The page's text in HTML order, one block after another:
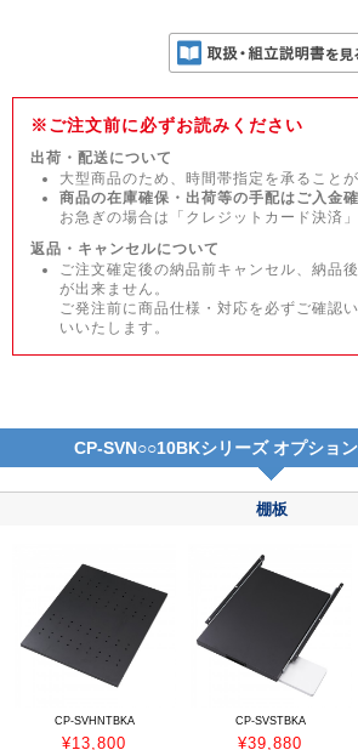
※ご注文前に必ずお読みください
出荷・配送について
大型商品のため、時間帯指定を承ることが
商品の在庫確保・出荷等の手配はご入金
お急ぎの場合は「クレジットカード決済
返品・キャンセルについて
ご注文確定後の納品前キャンセル、納品
が出来ません。
ご発注前に商品仕様・対応を必ずご確認
いいたします。
CP-SVN○○10BKシリーズ オプショ
棚板
CP-SVHNTBKA
¥13,800
CP-SVSTBKA
¥39,880